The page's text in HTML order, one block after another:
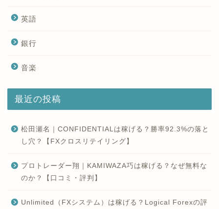
英語
銀行
音楽
最近の投稿
松田瀬名｜CONFIDENTIALは稼げる？勝率92.3%の落と
し穴？【FXクロスリテイリング】
プロトレーダー翔｜KAMIWAZA巧は稼げる？なぜ無料な
のか？【口コミ・評判】
Unlimited（FXシステム）は稼げる？Logical Forexの評